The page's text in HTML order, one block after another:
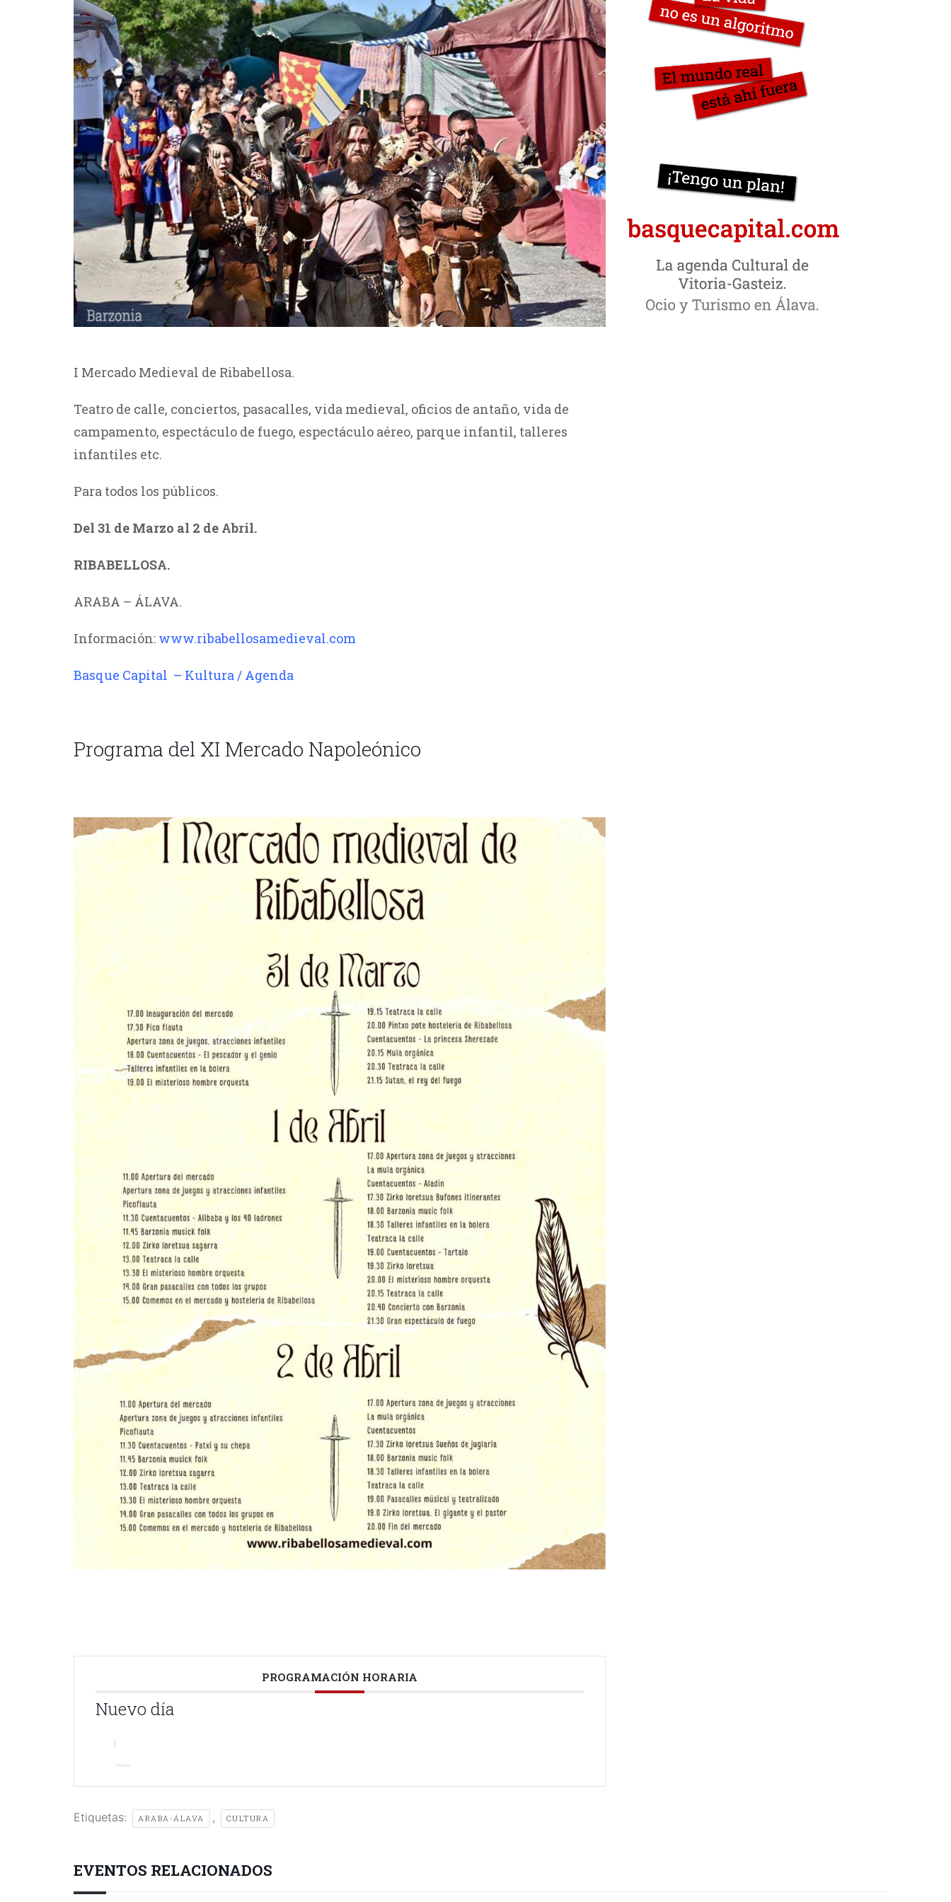
I Mercado Medieval de Ribabellosa.
Teatro de calle, conciertos, pasacalles, vida medieval, oficios de antaño, vida de
campamento, espectáculo de fuego, espectáculo aéreo, parque infantil, talleres
infantiles etc.
Para todos los públicos.
Del 31 de Marzo al 2 de Abril.
RIBABELLOSA.
ARABA – ÁLAVA.
Información: www.ribabellosamedieval.com
Basque Capital – Kultura / Agenda
Programa del XI Mercado Napoleónico
PROGRAMACIÓN HORARIA
Nuevo día
Etiquetas: ARABA-ÁLAVA , CULTURA
EVENTOS RELACIONADOS